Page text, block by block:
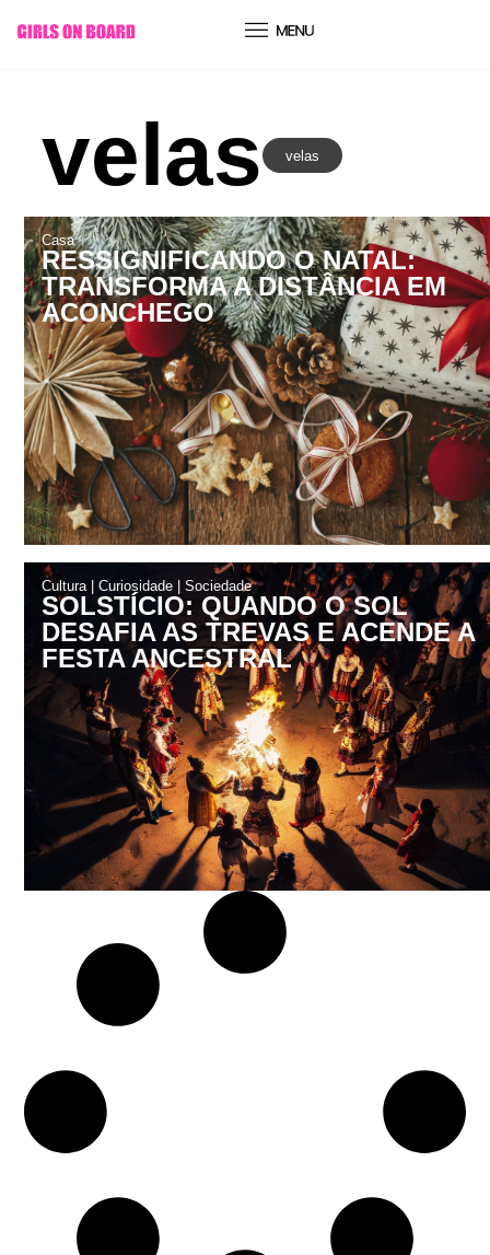
conteúdo
velas velas
Casa
RESSIGNIFICANDO O NATAL:
TRANSFORMA A DISTÂNCIA EM
ACONCHEGO
Cultura|Curiosidade |Sociedade
SOLSTÍCIO: QUANDO O SOL
DESAFIA AS TREVAS E ACENDE A
FESTA ANCESTRAL